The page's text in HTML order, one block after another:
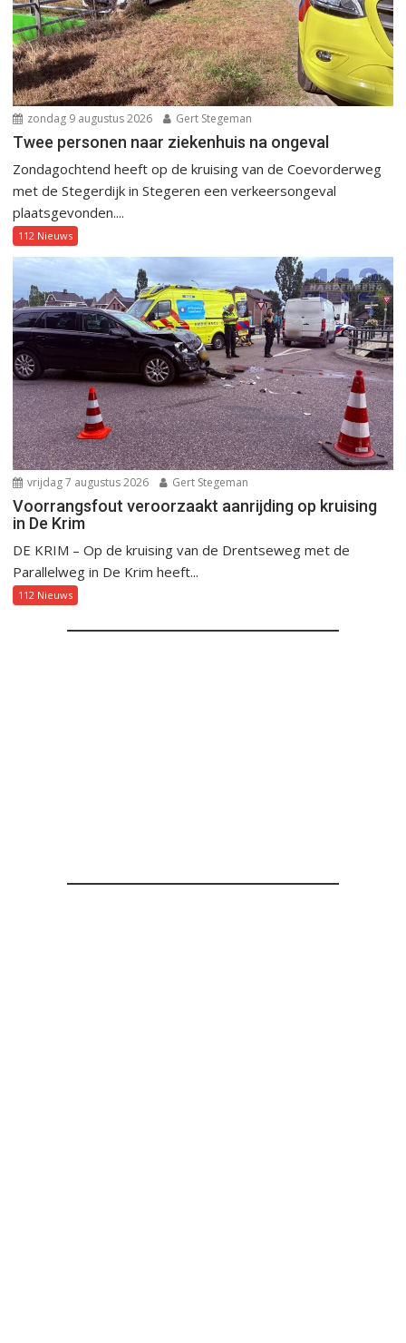
zondag 9 augustus 2026 Gert Stegeman
Twee personen naar ziekenhuis na ongeval
Zondagochtend heeft op de kruising van de Coevorderweg
met de Stegerdijk in Stegeren een verkeersongeval
plaatsgevonden....
112 Nieuws
vrijdag 7 augustus 2026 Gert Stegeman
Voorrangsfout veroorzaakt aanrijding op kruising
in De Krim
DE KRIM – Op de kruising van de Drentseweg met de
Parallelweg in De Krim heeft...
112 Nieuws